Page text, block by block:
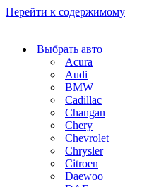
Перейти к содержимому
Выбрать авто
Acura
Audi
BMW
Cadillac
Changan
Chery
Chevrolet
Chrysler
Citroen
Daewoo